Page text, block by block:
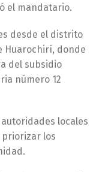
el mandatario.
desde el distrito
Huarochirí, donde
del subsidio
número 12
locales
los